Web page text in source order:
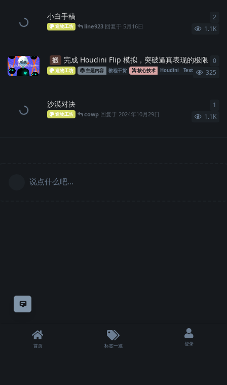
意见反馈
小白手稿
造物工坊 line923 回复于 5月16日 1.1K
2
搬 完成 Houdini Flip 模拟，突破逼真表现的极限
造物工坊 主题内容 教程干货 核心技术 Houdini Texture 王吹风
325
0
沙漠对决
造物工坊 cowp 回复于2024年10月29日 1.1K
1
说点什么吧...
首页 标签一览 登录